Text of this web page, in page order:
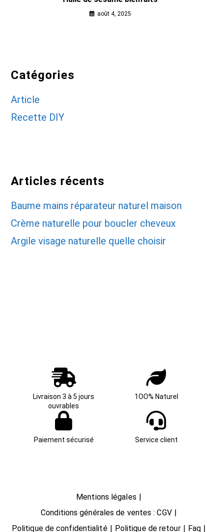
août 4, 2025
Catégories
Article
Recette DIY
Articles récents
Baume mains réparateur naturel maison
Crème naturelle pour boucler cheveux
Argile visage naturelle quelle choisir
Livraison 3 à 5 jours
ouvrables
1OO% Naturel
Paiement sécurisé Service client
Mentions légales
Conditions générales de ventes : CGV
Politique de confidentialité
Politique de retour Faq